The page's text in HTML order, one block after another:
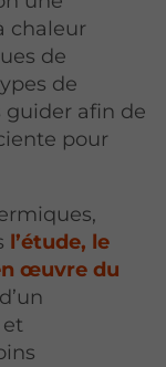
chaleur
de
de
guider afin de
pour
l’étude, le
œuvre du